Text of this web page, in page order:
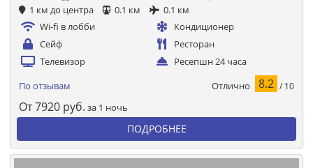
1 км до центра 0.1 км
0.1 км
Wi-fi в лобби
Кондиционер
Сейф
Ресторан
Телевизор
Ресепшн 24 часа
По отзывам Отлично 8.2 / 10
От7920 руб. за 1 ночь
ПОДРОБНЕЕ